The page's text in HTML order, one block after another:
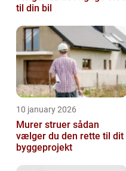
til din bil
10 january 2026
Murer struer sådan
vælger du den rette til dit
byggeprojekt